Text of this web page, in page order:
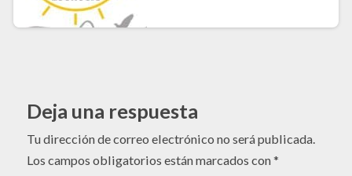
Deja una respuesta
Tu dirección de correo electrónico no será publicada.
Los campos obligatorios están marcados con*